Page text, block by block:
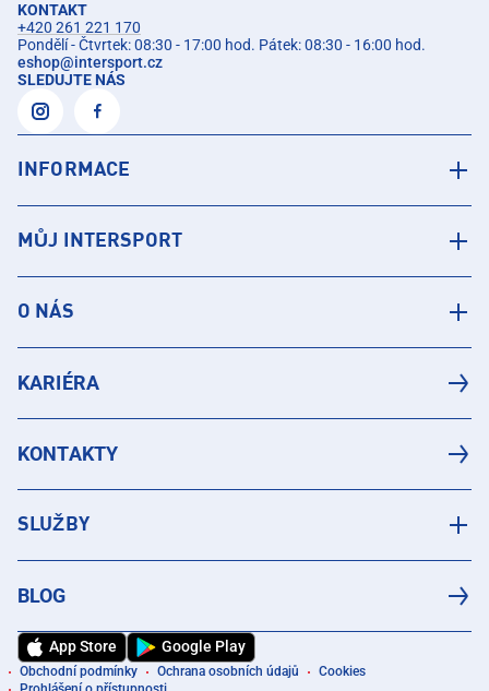
KONTAKT
+420 261 221 170
Pondělí - Čtvrtek: 08:30 - 17:00 hod. Pátek: 08:30 - 16:00 hod.
eshop@intersport.cz
SLEDUJTE NÁS
INFORMACE
MŮJ INTERSPORT
O NÁS
KARIÉRA
KONTAKTY
SLUŽBY
BLOG
App Store Google Play
Obchodní podmínky Ochrana osobních údajů
Cookies